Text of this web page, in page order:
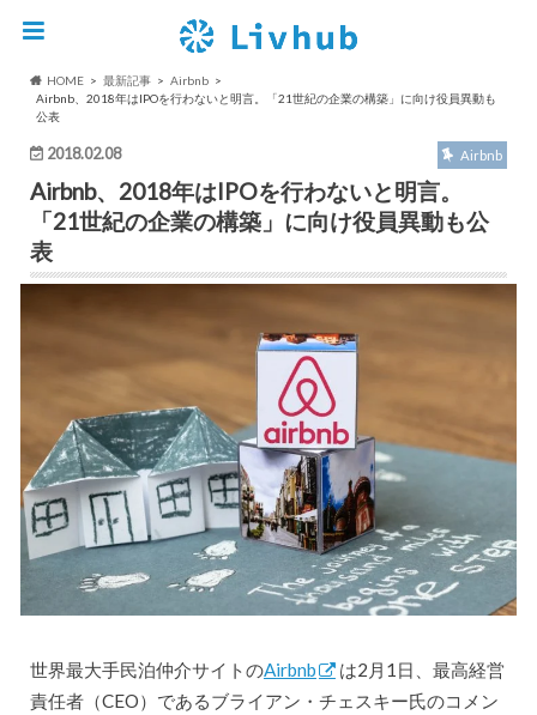
HOME 最新記事
Airbnb
Airbnb、2018年はIPOを行わないと明言。「21世紀の企業の構築」に向け役員異動も
公表
2018.02.08 Airbnb
Airbnb、2018年はIPOを行わないと明言。
「21世紀の企業の構築」に向け役員異動も公
表
世界最大手民泊仲介サイトのAirbnb
は2月1日、最高経営
責任者（CEO）であるブライアン・チェスキー氏のコメン